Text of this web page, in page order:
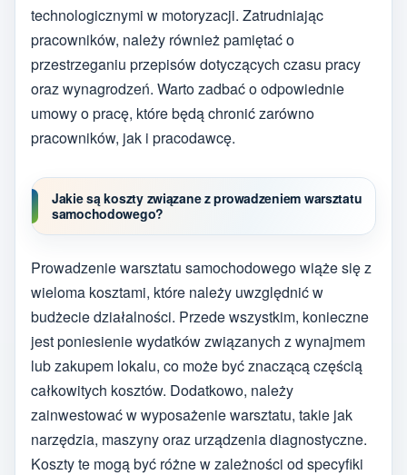
technologicznymi w motoryzacji. Zatrudniając
pracowników, należy również pamiętać o
przestrzeganiu przepisów dotyczących czasu pracy
oraz wynagrodzeń. Warto zadbać o odpowiednie
umowy o pracę, które będą chronić zarówno
pracowników, jak i pracodawcę.
Jakie są koszty związane z prowadzeniem warsztatu
samochodowego?
Prowadzenie warsztatu samochodowego wiąże się z
wieloma kosztami, które należy uwzględnić w
budżecie działalności. Przede wszystkim, konieczne
jest poniesienie wydatków związanych z wynajmem
lub zakupem lokalu, co może być znaczącą częścią
całkowitych kosztów. Dodatkowo, należy
zainwestować w wyposażenie warsztatu, takie jak
narzędzia, maszyny oraz urządzenia diagnostyczne.
Koszty te mogą być różne w zależności od specyfiki